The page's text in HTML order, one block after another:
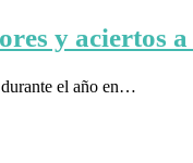
y aciertos
durante el año en…